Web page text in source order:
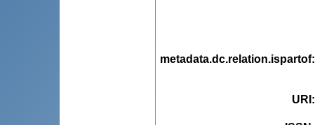
metadata.dc.relation.ispartof:
URI :